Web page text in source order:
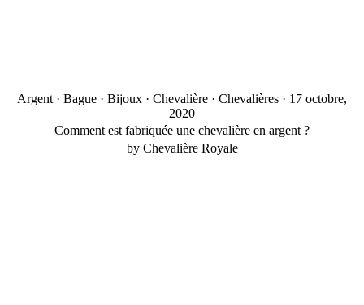
Argent · Bague · Bijoux · Chevalière · Chevalières · 17 octobre,
2020
Comment est fabriquée une chevalière en argent ?
by Chevalière Royale